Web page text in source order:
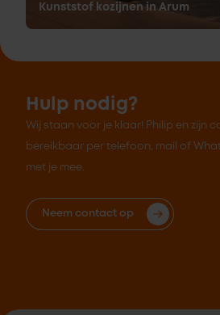
Kunststof kozijnen in Arum
Hulp nodig?
Wij staan voor je klaar! Philip en zijn
bereikbaar per telefoon, mail of
met je mee.
Neem contact op